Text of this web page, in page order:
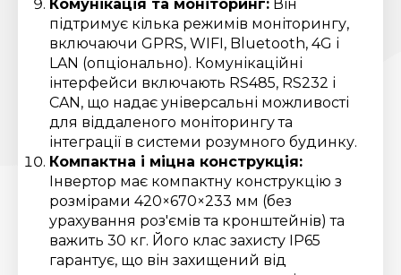
Комунікація та моніторинг: Він
підтримує кілька режимів моніторингу,
включаючи GPRS, WIFI, Bluetooth, 4G і
LAN (опціонально). Комунікаційні
інтерфейси включають RS485, RS232 і
CAN, що надає універсальні можливості
для віддаленого моніторингу та
інтеграції в системи розумного будинку.
Компактна і міцна конструкція:
Інвертор має компактну конструкцію з
розмірами 420×670×233 мм (без
урахування роз'ємів та кронштейнів) та
важить 30 кг. Його клас захисту IP65
гарантує, що він захищений від